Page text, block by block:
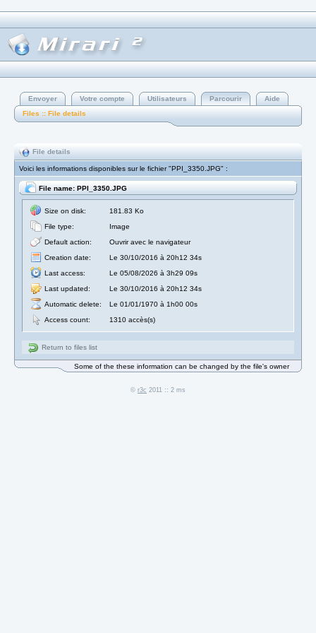
Envoyer Votre compte Utilisateurs Parcourir
Aide
Files :: File details
File details
Voici les informations disponibles sur le fichier "PPI_3350.JPG" :
File name: PPI_3350.JPG
Size on disk:
181.83 Ko
File type:
Image
Default action:
Ouvrir avec le navigateur
Creation date:
Le 30/10/2016 à 20h12 34s
Last access:
Le 05/08/2026 à 3h29 09s
Last updated:
Le 30/10/2016 à 20h12 34s
Automatic delete:
Le 01/01/1970 à 1h00 00s
Access count:
1310 accès(s)
Return to files list
Some of the these information can be changed by the file's owner
© r3c 2011 :: 2 ms